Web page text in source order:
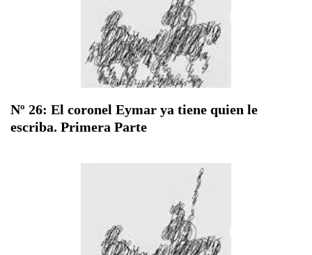
Nº 26: El coronel Eymar ya tiene quien le
escriba. Primera Parte